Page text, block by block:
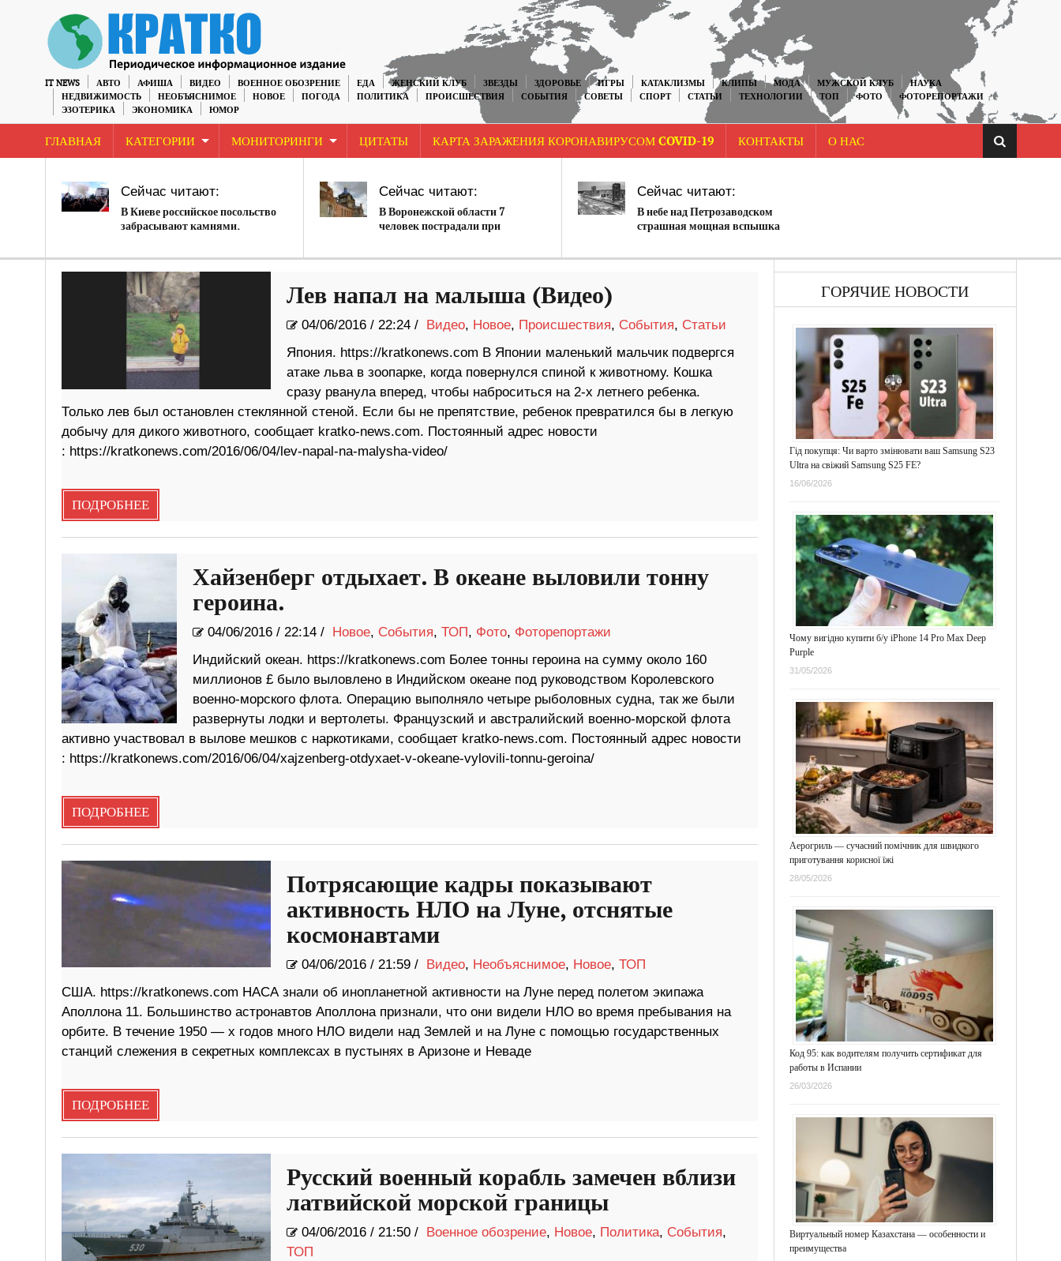
IT NEWS АВТО АФИША ВИДЕО ВОЕННОЕ ОБОЗРЕНИЕ ЕДА ЖЕНСКИЙ КЛУБ ЗВЕЗДЫ ЗДОРОВЬЕ ИГРЫ КАТАКЛИЗМЫ КЛИПЫ МОДА МУЖСКОЙ КЛУБ
НАУКА
НЕДВИЖИМОСТЬ
НЕОБЪЯСНИМОЕ НОВОЕ ПОГОДА ПОЛИТИКА ПРОИСШЕСТВИЯ СОБЫТИЯ СОВЕТЫ СПОРТ СТАТЬИ ТЕХНОЛОГИИ ТОП ФОТО
ФОТОРЕПОРТАЖИ
ЭЗОТЕРИКА
ЭКОНОМИКА ЮМОР
ГЛАВНАЯ КАТЕГОРИИ МОНИТОРИНГИ ЦИТАТЫ КАРТА ЗАРАЖЕНИЯ КОРОНАВИРУСОМ COVID-19 КОНТАКТЫ О НАС
Сейчас читают:
В Киеве российское посольство
забрасывают камнями.
Сейчас читают:
В Воронежской области 7
человек пострадали при
Сейчас читают:
В небе над Петрозаводском
страшная мощная вспышка
Лев напал на малыша (Видео)
04/06/2016/ 22:24 / Видео, Новое, Происшествия, События, Статьи
Япония. https://kratkonews.com В Японии маленький мальчик подвергся
атаке льва в зоопарке, когда повернулся спиной к животному. Кошка
сразу рванула вперед, чтобы наброситься на 2-х летнего ребенка.
Только лев был остановлен стеклянной стеной. Если бы не препятствие, ребенок превратился бы в легкую
добычу для дикого животного, сообщает kratko-news.com. Постоянный адрес новости
: https://kratkonews.com/2016/06/04/lev-napal-na-malysha-video/
ПОДРОБНЕЕ
Хайзенберг отдыхает. В океане выловили тонну
героина.
04/06/2016/ 22:14 / Новое, События, ТОП, Фото, Фоторепортажи
Индийский океан. https://kratkonews.com Более тонны героина на сумму около 160
миллионов £ было выловлено в Индийском океане под руководством Королевского
военно-морского флота. Операцию выполняло четыре рыболовных судна, так же были
развернуты лодки и вертолеты. Французский и австралийский военно-морской флота
активно участвовал в вылове мешков с наркотиками, сообщает kratko-news.com. Постоянный адрес новости
: https://kratkonews.com/2016/06/04/xajzenberg-otdyxaet-v-okeane-vylovili-tonnu-geroina/
ПОДРОБНЕЕ
Потрясающие кадры показывают
активность НЛО на Луне, отснятые
космонавтами
04/06/2016/ 21:59 / Видео, Необъяснимое, Новое, ТОП
США. https://kratkonews.com НАСА знали об инопланетной активности на Луне перед полетом экипажа
Аполлона 11. Большинство астронавтов Аполлона признали, что они видели НЛО во время пребывания на
орбите. В течение 1950 — х годов много НЛО видели над Землей и на Луне с помощью государственных
станций слежения в секретных комплексах в пустынях в Аризоне и Неваде
ПОДРОБНЕЕ
Русский военный корабль замечен вблизи
латвийской морской границы
04/06/2016/ 21:50 / Военное обозрение, Новое, Политика, События,
ТОП
ГОРЯЧИЕ НОВОСТИ
Гід покупця: Чи варто змінювати ваш Samsung S23
Ultra на свіжий Samsung S25 FE?
16/06/2026
Чому вигідно купити б/у iPhone 14 Pro Max Deep
Purple
31/05/2026
Аерогриль — сучасний помічник для швидкого
приготування корисної їжі
28/05/2026
Код 95: как водителям получить сертификат для
работы в Испании
26/03/2026
Виртуальный номер Казахстана — особенности и
преимущества